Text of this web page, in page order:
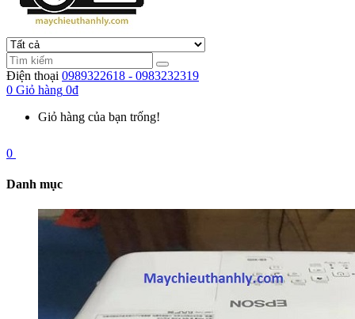
Điện thoại 0989322618 - 0983232319
0 Giỏ hàng 0đ
Giỏ hàng của bạn trống!
0
Danh mục